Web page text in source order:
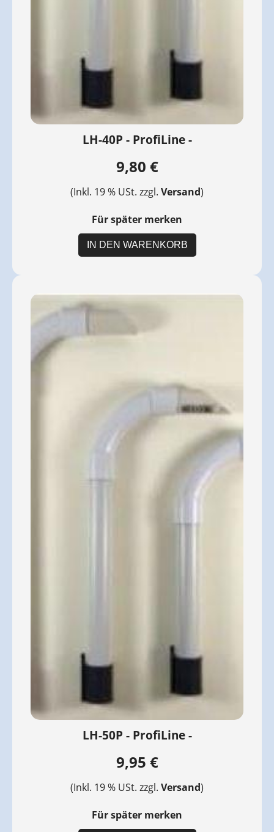
LH-40P - ProfiLine -
9,80 €
(Inkl. 19 % USt. zzgl. Versand)
Für später merken
IN DEN WARENKORB
LH-50P - ProfiLine -
9,95 €
(Inkl. 19 % USt. zzgl. Versand)
Für später merken